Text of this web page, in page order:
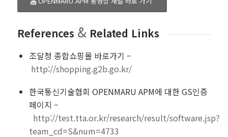
References &Related Links
조달청 종합쇼핑몰 바로가기 –
http://shopping.g2b.go.kr/
한국통신기술협회 OPENMARU APM에 대한 GS인증
페이지 –
http://test.tta.or.kr/research/result/software.jsp?
team_cd=S&num=4733